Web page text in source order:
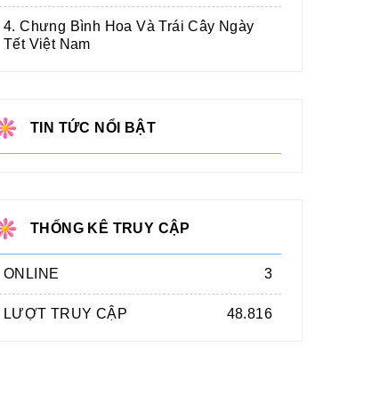
4. Chưng Bình Hoa Và Trái Cây Ngày
Tết Việt Nam
TIN TỨC NỔI BẬT
THỐNG KÊ TRUY CẬP
ONLINE 3
LƯỢT TRUY CẬP 48.816